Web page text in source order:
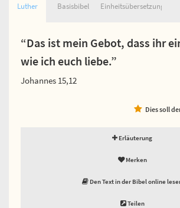
Luther Basisbibel Einheitsübersetzung
“Das ist mein Gebot, dass ihr
wie ich euch liebe.”
Johannes 15,12
Dies soll
Erläuterung
Merken
Den Text in der Bibel online
Teilen